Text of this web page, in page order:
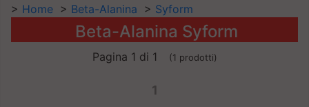
> Home > Beta-Alanina > Syform
Beta-Alanina Syform
Pagina 1 di 1 (1 prodotti)
1